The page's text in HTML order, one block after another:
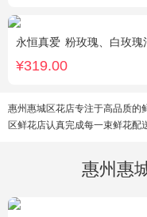
永恒真爱 粉玫瑰、白玫瑰混搭，共33朵，桔梗、尤加
¥319.00
惠州惠城区花店专注于高品质的
区鲜花店认真完成每一束鲜花配
惠州惠